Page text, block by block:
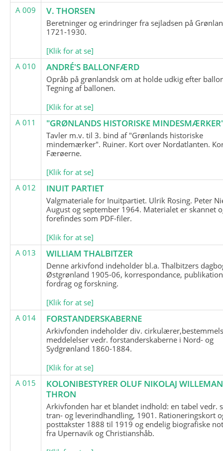
A 009
V. THORSEN
Beretninger og erindringer fra sejladsen på
1721-1930.
[Klik for at se]
A 010
ANDRÉ'S BALLONFÆRD
Opråb på grønlandsk om at holde udkig efter
Tegning af ballonen.
[Klik for at se]
A 011
"GRØNLANDS HISTORISKE
Tavler m.v. til 3. bind af "Grønlands historiske
mindemærker". Ruiner. Kort over Nordatlanten.
Færøerne.
[Klik for at se]
A 012
INUIT PARTIET
Valgmateriale for Inuitpartiet. Ulrik Rosing. Peter
August og september 1964. Materialet er skannet
forefindes som PDF-filer.
[Klik for at se]
A 013
WILLIAM THALBITZER
Denne arkivfond indeholder bl.a. Thalbitzers
Østgrønland 1905-06, korrespondance,
fordrag og forskning.
[Klik for at se]
A 014
FORSTANDERSKABERNE
Arkivfonden indeholder div.
meddelelser vedr. forstanderskaberne i Nord- og
Sydgrønland 1860-1884.
[Klik for at se]
A 015
KOLONIBESTYRER OLUF NIKOLAJ
THRON
Arkivfonden har et blandet indhold: en tabel vedr.
tran- og leverindhandling, 1901. Rationeringskort
posttakster 1888 til 1919 og endelig biografiske
fra Upernavik og Christianshåb.